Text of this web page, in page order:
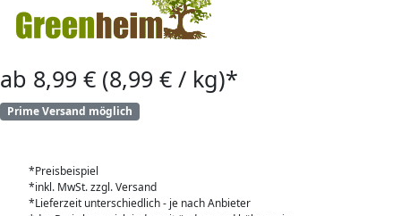
ab 8,99 € (8,99 € / kg)*
Prime Versand möglich
*Preisbeispiel
*inkl. MwSt. zzgl. Versand
*Lieferzeit unterschiedlich - je nach Anbieter